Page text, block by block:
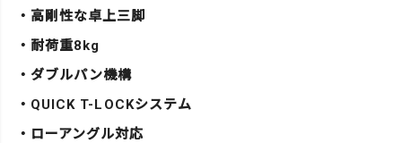
・高剛性な卓上三脚
・耐荷重8kg
・ダブルパン機構
・QUICK T-LOCKシステム
・ローアングル対応